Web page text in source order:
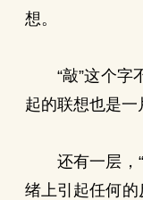
想。
“敲”这个字不
起的联想也是一
还有一层，“
绪上引起任何的